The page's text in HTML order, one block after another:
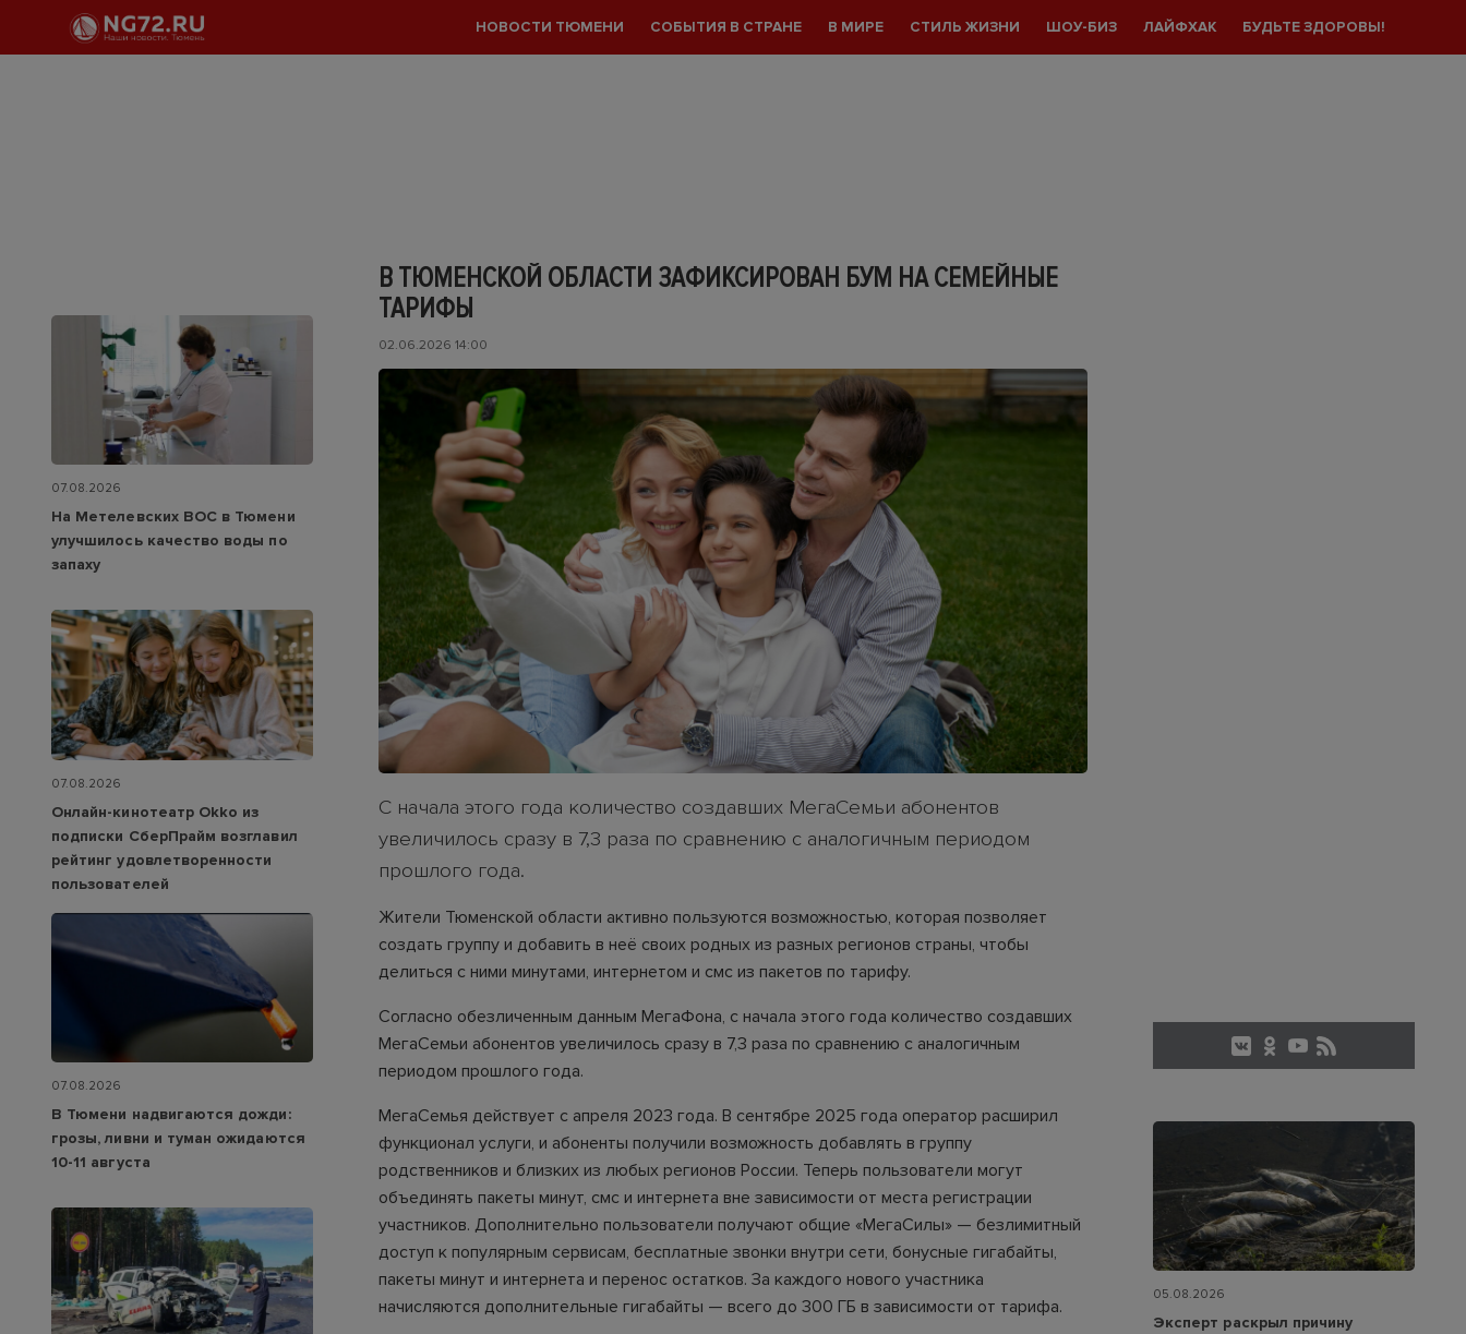
НОВОСТИ ТЮМЕНИ СОБЫТИЯ В СТРАНЕ В МИРЕ СТИЛЬ ЖИЗНИ ШОУ-БИЗ ЛАЙФХАК БУДЬТЕ ЗДОРОВЫ!
В ТЮМЕНCКОЙ ОБЛАСТИ ЗАФИКСИРОВАН БУМ НА СЕМЕЙНЫЕ
ТАРИФЫ
02.06.2026 14:00
С начала этого года количество создавших МегаСемьи абонентов
увеличилось сразу в 7,3 раза по сравнению с аналогичным периодом
прошлого года.
Жители Тюменской области активно пользуются возможностью, которая позволяет
создать группу и добавить в неё своих родных из разных регионов страны, чтобы
делиться с ними минутами, интернетом и смс из пакетов по тарифу.
Согласно обезличенным данным МегаФона, с начала этого года количество создавших
МегаСемьи абонентов увеличилось сразу в 7,3 раза по сравнению с аналогичным
периодом прошлого года.
МегаСемья действует с апреля 2023 года. В сентябре 2025 года оператор расширил
функционал услуги, и абоненты получили возможность добавлять в группу
родственников и близких из любых регионов России. Теперь пользователи могут
объединять пакеты минут, смс и интернета вне зависимости от места регистрации
участников. Дополнительно пользователи получают общие «МегаСилы» — безлимитный
доступ к популярным сервисам, бесплатные звонки внутри сети, бонусные гигабайты,
пакеты минут и интернета и перенос остатков. За каждого нового участника
начисляются дополнительные гигабайты — всего до 300 ГБ в зависимости от тарифа.
07.08.2026
На Метелевских ВОС в Тюмени
улучшилось качество воды по
запаху
07.08.2026
Онлайн-кинотеатр Okko из
подписки СберПрайм возглавил
рейтинг удовлетворенности
пользователей
07.08.2026
В Тюмени надвигаются дожди:
грозы, ливни и туман ожидаются
10-11 августа
05.08.2026
Эксперт раскрыл причину